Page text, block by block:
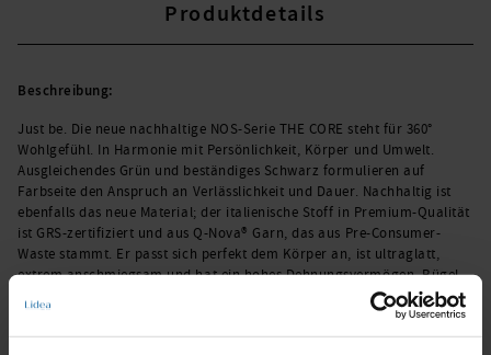
Produktdetails
Beschreibung:
Just be. Die neue nachhaltige NOS-Serie THE CORE steht für 360°
Wohlgefühl. In Harmonie mit Persönlichkeit, Körper und Umwelt.
Ausgleichendes Grün und beständiges Schwarz formulieren auf
Farbseite den Anspruch an Verlässlichkeit und Dauer. Nachhaltig ist
ebenfalls das neue Material; der italienische Stoff in Premium-Qualität
ist GRS-zertifiziert und aus Q-Nova® Garn, das aus Pre-Consumer-
Waste stammt. Er passt sich perfekt dem Körper an, ist ultraglatt,
extrem anschmiegsam und hat ein hohes Dehnungsvermögen. Bügel-
Bikini-Top mit Brustfutter und dekorativer Schleife am Dekolleté. Voll
gefüttert. Träger längenverstellbar. Clip-Verschluss im Rücken. Extra
Support Level. 71% recyceltes Polyamid, 29% Elastan.